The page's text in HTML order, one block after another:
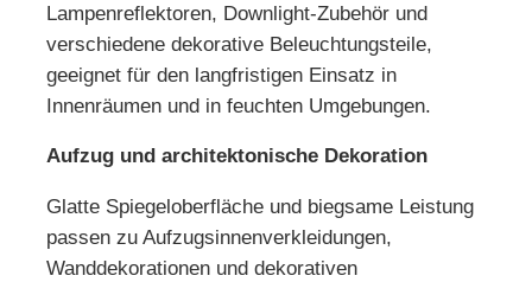
Lampenreflektoren, Downlight-Zubehör und
verschiedene dekorative Beleuchtungsteile,
geeignet für den langfristigen Einsatz in
Innenräumen und in feuchten Umgebungen.
Aufzug und architektonische Dekoration
Glatte Spiegeloberfläche und biegsame Leistung
passen zu Aufzugsinnenverkleidungen,
Wanddekorationen und dekorativen